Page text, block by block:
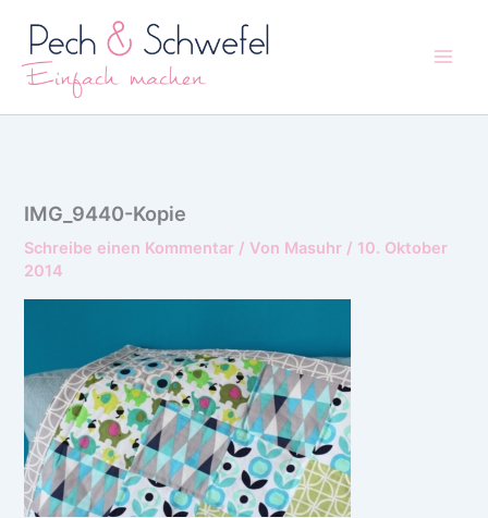
Inhalt
springen
IMG_9440-Kopie
Schreibe einen Kommentar / Von Masuhr / 10. Oktober
2014